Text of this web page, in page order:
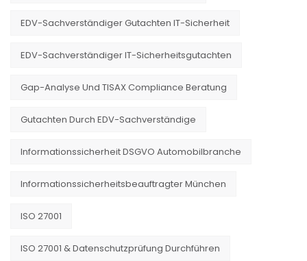
EDV-Sachverständiger Gutachten IT-Sicherheit
EDV-Sachverständiger IT-Sicherheitsgutachten
Gap-Analyse Und TISAX Compliance Beratung
Gutachten Durch EDV-Sachverständige
Informationssicherheit DSGVO Automobilbranche
Informationssicherheitsbeauftragter München
ISO 27001
ISO 27001 & Datenschutzprüfung Durchführen